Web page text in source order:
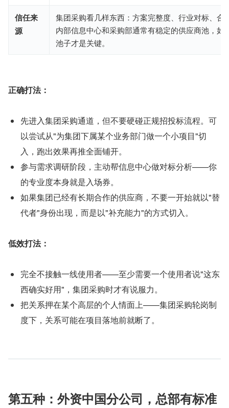
信任来
源
集团采购看几样东西：方案完整度、行业对标、合
内部信息中心和采购部通常有稳定的供应商池，如
池子才是关键。
正确打法：
先进入集团采购通道，但不要硬碰正规招投标流程。可
以尝试从"为集团下属某个业务部门做一个小项目"切
入，跑出效果再推全面铺开。
参与需求调研阶段，主动帮信息中心做对标分析——你
的专业度本身就是入场券。
如果集团已经有长期合作的供应商，不要一开始就以"替
代者"身份出现，而是以"补充能力"的方式切入。
低效打法：
完全不接触一线使用者——至少需要一个使用者说"这东
西确实好用"，集团采购时才有说服力。
把关系押在某个高层的个人情面上——集团采购轮岗制
度下，关系可能在项目落地前就断了。
第五种：外资中国分公司，总部有标准